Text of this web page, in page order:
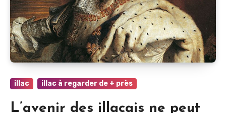
illac illac à regarder de + près
L’avenir des illacais ne peut